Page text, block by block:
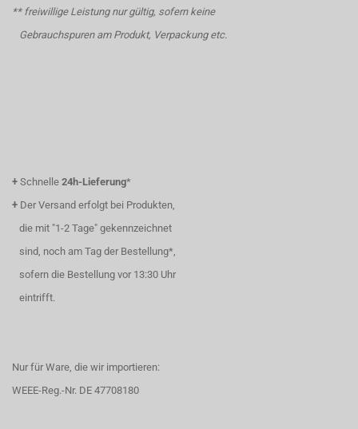
** freiwillige Leistung nur gültig, sofern keine
Gebrauchspuren am Produkt, Verpackung etc.
+ Schnelle 24h-Lieferung*
+ Der Versand erfolgt bei Produkten,
die mit "1-2 Tage" gekennzeichnet
sind, noch am Tag der Bestellung*,
sofern die Bestellung vor 13:30 Uhr
eintrifft.
Nur für Ware, die wir importieren:
WEEE-Reg.-Nr. DE 47708180